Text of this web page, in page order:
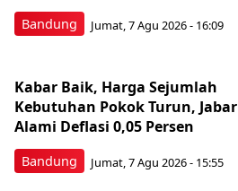
Bandung Jumat, 7 Agu 2026 - 16:09
Bandung
Kabar Baik, Harga Sejumlah
Kebutuhan Pokok Turun, Jabar
Alami Deflasi 0,05 Persen
Jumat, 7 Agu 2026 - 15:55